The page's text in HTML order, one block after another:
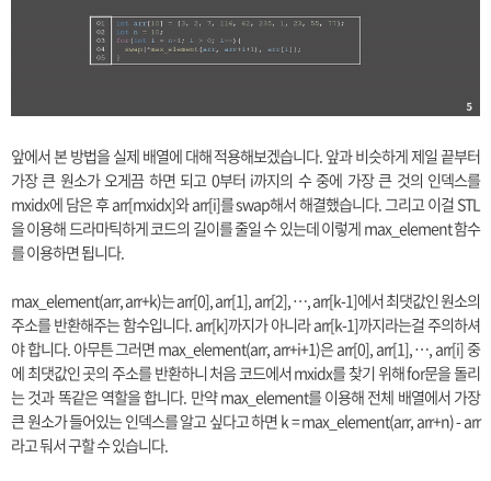
앞에서 본 방법을 실제 배열에 대해 적용해보겠습니다. 앞과 비슷하게 제일 끝부터
가장 큰 원소가 오게끔 하면 되고 0부터 i까지의 수 중에 가장 큰 것의 인덱스를
mxidx에 담은 후 arr[mxidx]와 arr[i]를 swap해서 해결했습니다. 그리고 이걸 STL
을 이용해 드라마틱하게 코드의 길이를 줄일 수 있는데 이렇게 max_element 함수
를 이용하면 됩니다.
max_element(arr, arr+k)는 arr[0], arr[1], arr[2], …, arr[k-1]에서 최댓값인 원소의
주소를 반환해주는 함수입니다. arr[k]까지가 아니라 arr[k-1]까지라는걸 주의하셔
야 합니다. 아무튼 그러면 max_element(arr, arr+i+1)은 arr[0], arr[1], …, arr[i] 중
에 최댓값인 곳의 주소를 반환하니 처음 코드에서 mxidx를 찾기 위해 for문을 돌리
는 것과 똑같은 역할을 합니다. 만약 max_element를 이용해 전체 배열에서 가장
큰 원소가 들어있는 인덱스를 알고 싶다고 하면 k = max_element(arr, arr+n) - arr
라고 둬서 구할 수 있습니다.